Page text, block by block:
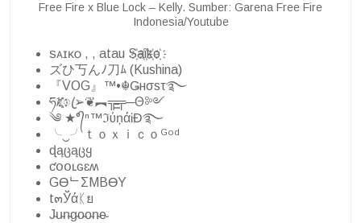
Free Fire x Blue Lock – Kelly. Sumber: Garena Free Fire
Indonesia/Youtube
ꜱᴀɪᴋᴏ , , atau S҉a҉i҉k҉o҉
ズひ丂んﾉ刀ﾑ (Kushina)
『VOG』™•☬Ǥнσsτ࿐
ཧᜰ꙰ꦿ➢❦︻╦̵̵͇╤─Θ༻
༄ ★°᭄ⁿ™ℑύņάᎥĐ࿐
╰‿╯ｔｏｘｉｃｏᴳᵒᵈ
ɖąცąცყ
ƈօօʟɢɛʍ
GӨᄂΣMBӨY
t๓Ўάᛕย
J̴u̴n̴g̴o̴o̴n̴e̴